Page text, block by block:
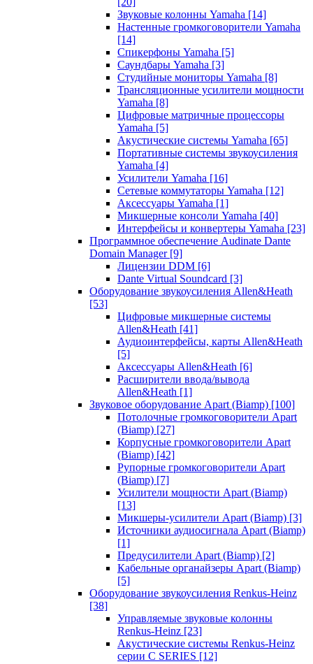
Звуковые колонны Yamaha [14]
Настенные громкоговорители Yamaha
[14]
Спикерфоны Yamaha [5]
Саундбары Yamaha [3]
Студийные мониторы Yamaha [8]
Трансляционные усилители мощности
Yamaha [8]
Цифровые матричные процессоры
Yamaha [5]
Акустические системы Yamaha [65]
Портативные системы звукоусиления
Yamaha [4]
Усилители Yamaha [16]
Сетевые коммутаторы Yamaha [12]
Аксессуары Yamaha [1]
Микшерные консоли Yamaha [40]
Интерфейсы и конвертеры Yamaha [23]
Программное обеспечение Audinate Dante
Domain Manager [9]
Лицензии DDM [6]
Dante Virtual Soundcard [3]
Оборудование звукоусиления Allen&Heath
[53]
Цифровые микшерные системы
Allen&Heath [41]
Аудиоинтерфейсы, карты Allen&Heath
[5]
Аксессуары Allen&Heath [6]
Расширители ввода/вывода
Allen&Heath [1]
Звуковое оборудование Apart (Biamp) [100]
Потолочные громкоговорители Apart
(Biamp) [27]
Корпусные громкоговорители Apart
(Biamp) [42]
Рупорные громкоговорители Apart
(Biamp) [7]
Усилители мощности Apart (Biamp)
[13]
Микшеры-усилители Apart (Biamp) [3]
Источники аудиосигнала Apart (Biamp)
[1]
Предусилители Apart (Biamp) [2]
Кабельные органайзеры Apart (Biamp)
[5]
Оборудование звукоусиления Renkus-Heinz
[38]
Управляемые звуковые колонны
Renkus-Heinz [23]
Акустические системы Renkus-Heinz
серии C SERIES [12]